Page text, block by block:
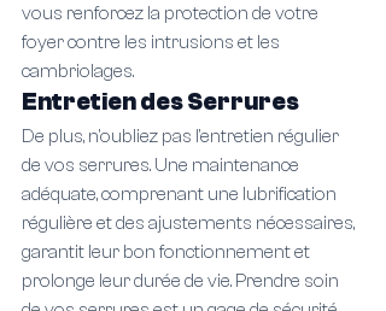
vous renforcez la protection de votre
foyer contre les intrusions et les
cambriolages.
Entretien des Serrures
De plus, n'oubliez pas l'entretien régulier
de vos serrures. Une maintenance
adéquate, comprenant une lubrification
régulière et des ajustements nécessaires,
garantit leur bon fonctionnement et
prolonge leur durée de vie. Prendre soin